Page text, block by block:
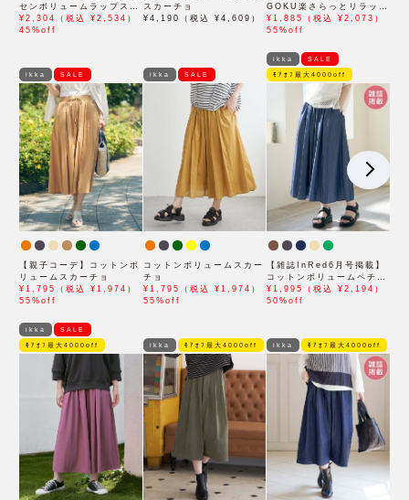
センボリュームラップスカ
ーチョ
¥2,304（税込 ¥2,534）
45%off
スカーチョ
¥4,190（税込 ¥4,609）
GOKU楽さらっとリラック
スパンツ
¥1,885（税込 ¥2,073）
55%off
ikka SALE
【親子コーデ】コットンボ
リュームスカーチョ
¥1,795（税込 ¥1,974）
55%off
ikka SALE
コットンボリュームスカー
チョ
¥1,795（税込 ¥1,974）
55%off
ikka SALE
ﾓｱｵﾌ最大4000off
【雑誌InRed6月号掲載】
コットンボリュームペチ付
きスカーチョ【親子コー
デ】
¥1,995（税込 ¥2,194）
50%off
ikka SALE
ﾓｱｵﾌ最大4000off ikka ﾓｱｵﾌ最大4000off ikka ﾓｱｵﾌ最大4000off